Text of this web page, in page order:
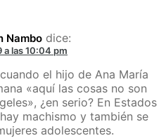
Nambo dice:
a las 10:04 pm
el hijo de Ana María
«aquí las cosas no son
¿en serio? En Estados
machismo y también se
adolescentes.